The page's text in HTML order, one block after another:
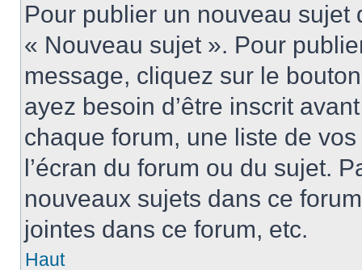
Pour publier un nouveau
« Nouveau sujet ». Pour
message, cliquez sur le
ayez besoin d’être inscrit
chaque forum, une liste de
l’écran du forum ou du sujet.
nouveaux sujets dans ce
jointes dans ce forum, etc.
Haut